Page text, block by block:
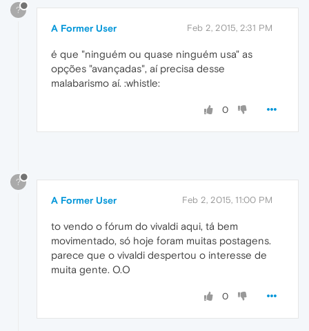
?
A Former User Feb 2, 2015, 2:31 PM
é que "ninguém ou quase ninguém usa" as
opções "avançadas", aí precisa desse
malabarismo aí. :whistle:
0
?
A Former User Feb 2, 2015, 11:00 PM
to vendo o fórum do vivaldi aqui, tá bem
movimentado, só hoje foram muitas postagens.
parece que o vivaldi despertou o interesse de
muita gente. O.O
0